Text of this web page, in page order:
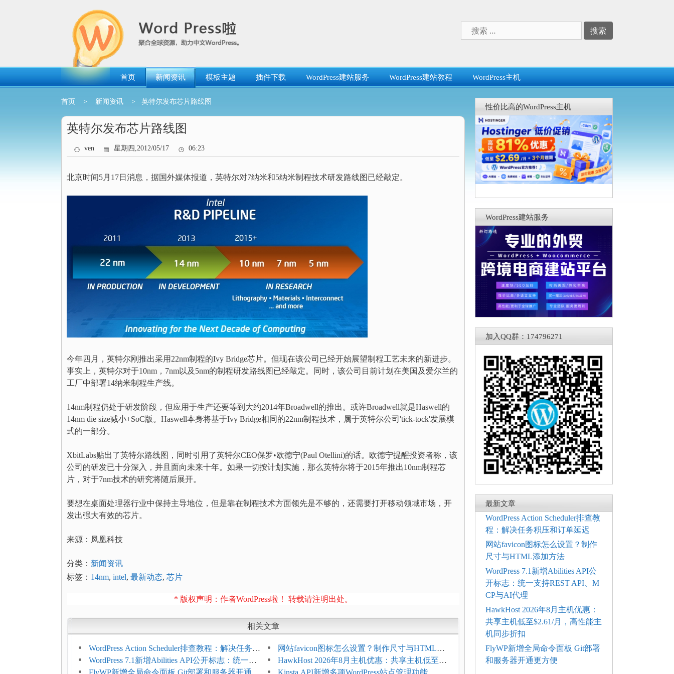
索：
首页 新闻资讯 模板主题 插件下载 WordPress建站服务 WordPress建站教程 WordPress主机
首页 > 新闻资讯 > 英特尔发布芯片路线图
英特尔发布芯片路线图
ven 星期四,2012/05/17 06:23
北京时间5月17日消息，据国外媒体报道，英特尔对7纳米和5纳米制程技术研发路线图已经敲定。
今年四月，英特尔刚推出采用22nm制程的Ivy Bridge芯片。但现在该公司已经开始展望制程工艺未来的新进步。
事实上，英特尔对于10nm，7nm以及5nm的制程研发路线图已经敲定。同时，该公司目前计划在美国及爱尔兰的
工厂中部署14纳米制程生产线。
14nm制程仍处于研发阶段，但应用于生产还要等到大约2014年Broadwell的推出。或许Broadwell就是Haswell的
14nm die size减小+SoC版。Haswell本身将基于Ivy Bridge相同的22nm制程技术，属于英特尔公司'tick-tock'发展模
式的一部分。
XbitLabs贴出了英特尔路线图，同时引用了英特尔CEO保罗•欧德宁(Paul Otellini)的话。欧德宁提醒投资者称，该
公司的研发已十分深入，并且面向未来十年。如果一切按计划实施，那么英特尔将于2015年推出10nm制程芯
片，对于7nm技术的研究将随后展开。
要想在桌面处理器行业中保持主导地位，但是靠在制程技术方面领先是不够的，还需要打开移动领域市场，开
发出强大有效的芯片。
来源：凤凰科技
分类： 新闻资讯
标签： 14nm, intel, 最新动态, 芯片
* 版权声明：作者WordPress啦！ 转载请注明出处。
相关文章
WordPress Action Scheduler排查教程：解决任务积
压和订单延迟
网站favicon图标怎么设置？制作尺寸与HTML添
加方法
WordPress 7.1新增Abilities API公开标志：统一支
持REST API、MCP与AI代理
HawkHost 2026年8月主机优惠：共享主机低至
$2.61/月，高性能主机同步折扣
FlyWP新增全局命令面板 Git部署和服务器开通更 Kinsta API新增多项WordPress站点管理功能
性价比高的WordPress主机
WordPress建站服务
加入QQ群：174796271
最新文章
WordPress Action Scheduler排查教
程：解决任务积压和订单延迟
网站favicon图标怎么设置？制作
尺寸与HTML添加方法
WordPress 7.1新增Abilities API公
开标志：统一支持REST API、M
CP与AI代理
HawkHost 2026年8月主机优惠：
共享主机低至$2.61/月，高性能主
机同步折扣
FlyWP新增全局命令面板 Git部署
和服务器开通更方便